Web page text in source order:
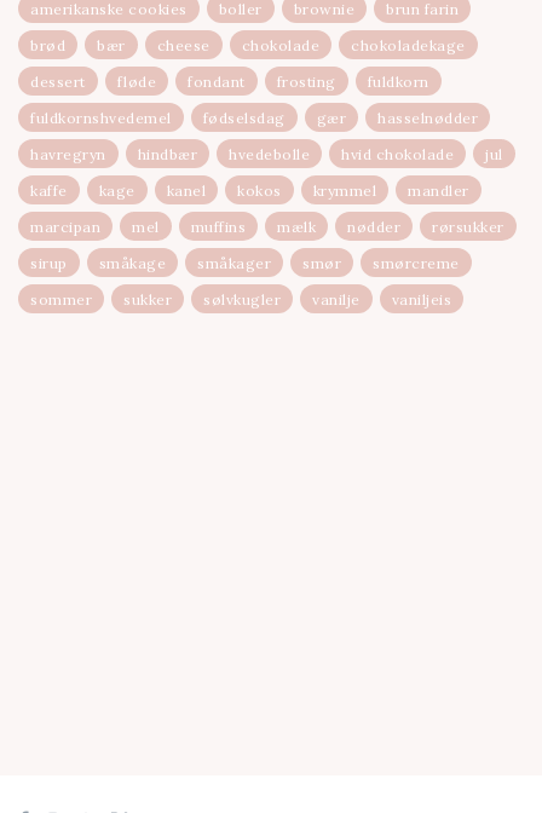
amerikanske cookies boller brownie
brun farin
brød
bær cheese chokolade
chokoladekage
dessert
fløde fondant frosting
fuldkorn
fuldkornshvedemel
fødselsdag gær
hasselnødder
havregryn
hindbær hvedebolle hvid chokolade
jul
kaffe
kage kanel kokos krymmel
mandler
marcipan
mel muffins mælk nødder
rørsukker
sirup
småkage småkager smør
smørcreme
sommer
sukker sølvkugler vanilje vaniljeis